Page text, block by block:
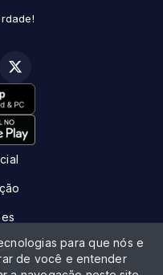
para que nós e
de você e entender